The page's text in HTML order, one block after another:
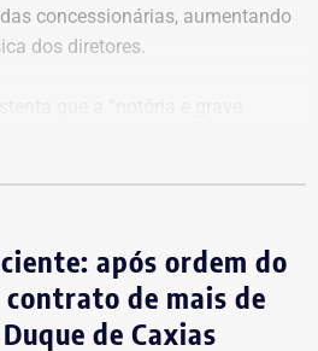
concessionárias, aumentando
dos diretores.
estado, especialmente no
e na Baixada Fluminense,
como
após ordem do
de mais de
de Caxias